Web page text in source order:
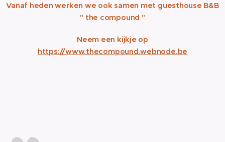
Vanaf heden werken we ook samen met guesthouse B&B
" the compound "
Neem een kijkje op
https://www.thecompound.webnode.be